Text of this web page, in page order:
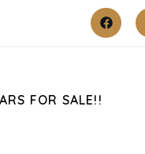
FOR SALE!!